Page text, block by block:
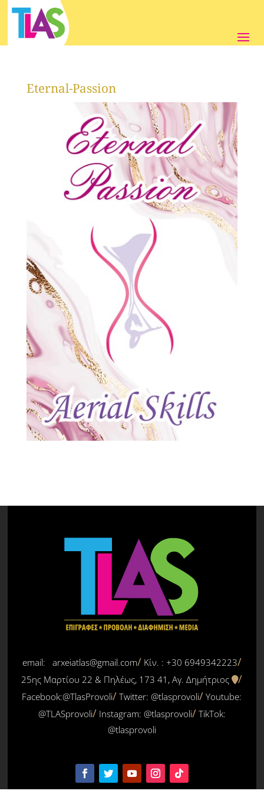
Eternal-Passion
email: arxeiatlas@gmail.com
Κίν. : +30 6949342223
25ης Μαρτίου 22 & Πηλέως, 173 41, Αγ. Δημήτριος
Facebook:@TlasProvoli Twitter:@tlasprovoli Youtube:
@TLASprovoli
Instagram: @tlasprovoli TikTok:
@tlasprovoli